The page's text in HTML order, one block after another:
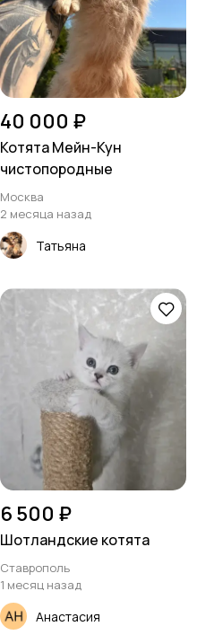
40 000 ₽
Котята Мейн-Кун
чистопородные
Москва
2 месяца назад
Татьяна
6 500 ₽
Шотландские котята
Ставрополь
1 месяц назад
Анастасия